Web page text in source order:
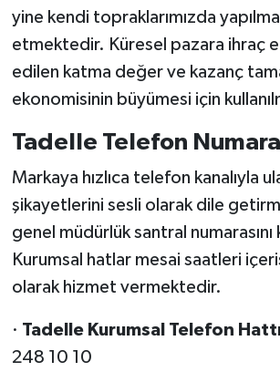
yine kendi topraklarımızda
etmektedir. Küresel pazara ihraç
edilen katma değer ve kazanç
ekonomisinin büyümesi için
Tadelle Telefon
Markaya hızlıca telefon kanalıyla
şikayetlerini sesli olarak dile
genel müdürlük santral numarasını
Kurumsal hatlar mesai saatleri
olarak hizmet vermektedir.
· Tadelle Kurumsal Telefon
248 10 10